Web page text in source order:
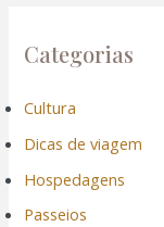
Categorias
Cultura
Dicas de viagem
Hospedagens
Passeios